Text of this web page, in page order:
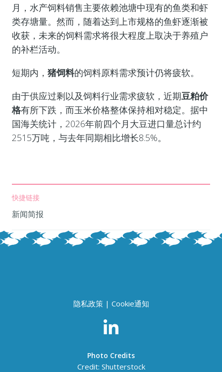
月，水产饲料销售主要依赖池塘中现有的鱼类和虾
类存塘量。然而，随着达到上市规格的鱼虾逐渐被
收获，未来的饲料需求将很大程度上取决于养殖户
的补栏活动。
短期内， 猪饲料的饲料原料需求预计仍将疲软。
由于供应过剩以及饲料行业需求疲软，近期豆粕价
格有所下跌，而玉米价格整体保持相对稳定。据中
国海关统计，2026年前四个月大豆进口量总计约
2515万吨，与去年同期相比增长8.5%。
快捷链接
新闻简报
隐私政策| Cookie通知
Photo Credits
Credit: Shutterstock